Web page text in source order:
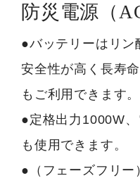
防災電源（
●バッテリーはリ
安全性が高く長寿
もご利用できます。
●定格出力1000W
も使用できます。
●（フェーズフリー